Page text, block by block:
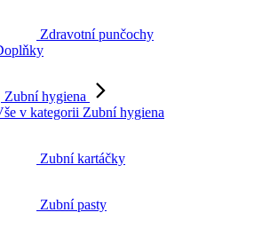
Doplňky
Vše v kategorii Zubní hygiena